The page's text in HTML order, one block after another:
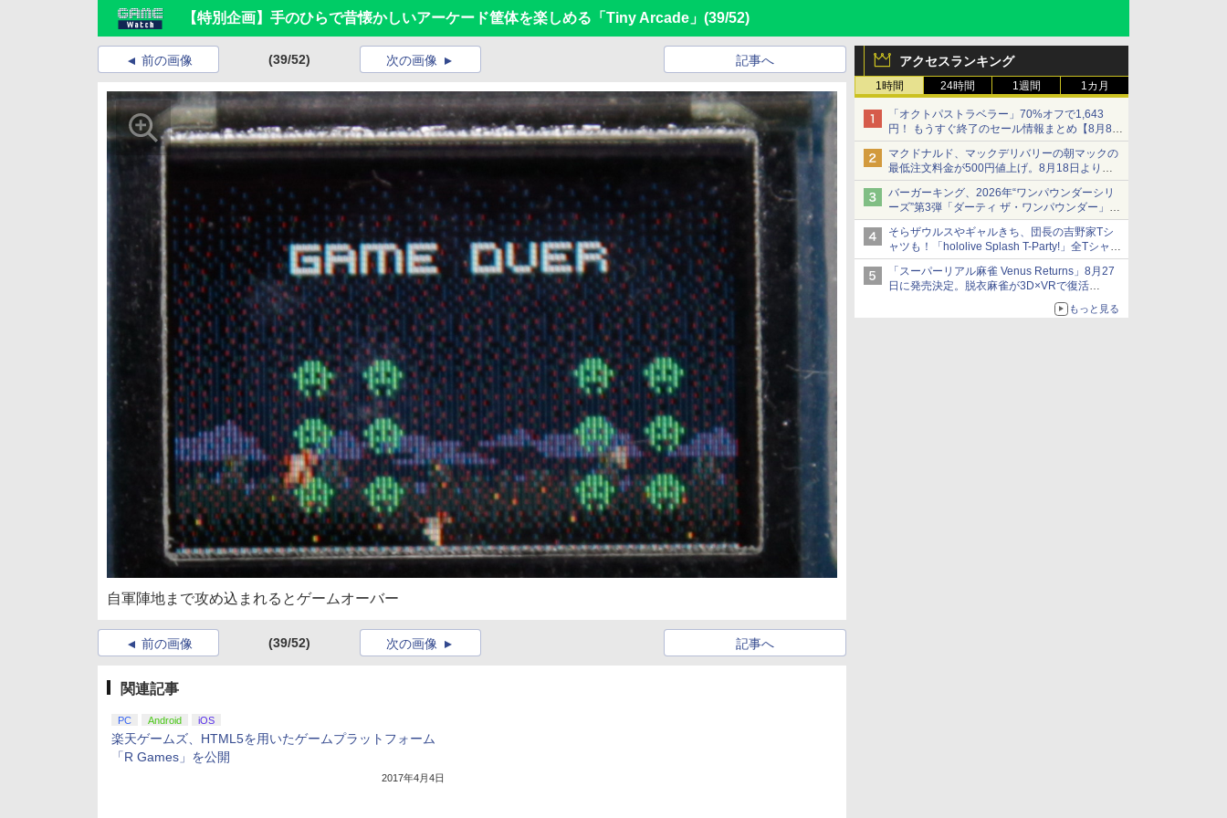
【特別企画】手のひらで昔懐かしいアーケード筐体を楽しめる「Tiny Arcade」 (39/52)
アクセスランキング
1時間 24時間 1週間 1カ月
「オクトパストラベラー」70%オフで1,643
円！ もうすぐ終了のセール情報まとめ【8月8日
更新】
ニンテンドーeショップでは「大神 絶景版」が
67%オフで990円
マクドナルド、マックデリバリーの朝マックの
最低注文料金が500円値上げ。8月18日より
1,500円から受付
バーガーキング、2026年“ワンパウンダーシリ
ーズ”第3弾「ダーティ ザ・ワンパウンダー」を
8月7日発売
「特製ガーリックマヨソース」を使用した超大
型チーズバーガー
そらザウルスやギャルきち、団長の吉野家Tシ
ャツも！「hololive Splash T-Party!」全Tシャツ
ラインナップ公開＆オンライン販売開始
「スーパーリアル麻雀 Venus Returns」8月27
日に発売決定。脱衣麻雀が3D×VRで復活
発売から2週間は20%オフになるセールが実施
もっと見る
前の画像 (39/52) 記事へ
次の画像
自軍陣地まで攻め込まれるとゲームオーバー
前の画像 (39/52) 記事へ
次の画像
関連記事
PC Android iOS
楽天ゲームズ、HTML5を用いたゲームプラットフォーム
「R Games」を公開
2017年4月4日